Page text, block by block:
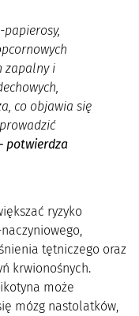
zapalny i
co objawia się
potwierdza
ryzyko
tętniczego oraz
krwionośnych.
może
mózg nastolatków,